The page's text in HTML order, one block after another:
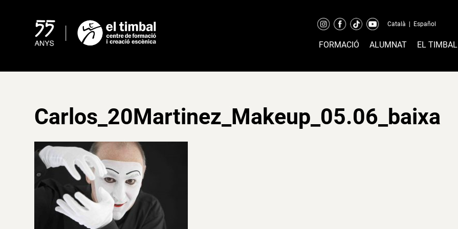
Català Español
FORMACIÓ ALUMNAT EL TIMBAL
Carlos_20Martinez_Makeup_05.06_baixa